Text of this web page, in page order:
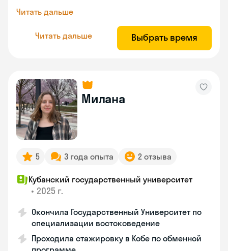
Читать дальше
Читать дальше Выбрать время
Милана
5 3 года опыта 2 отзыва
Кубанский государственный университет
• 2025 г.
Окончила Государственный Университет по
специализации востоковедение
Проходила стажировку в Кобе по обменной